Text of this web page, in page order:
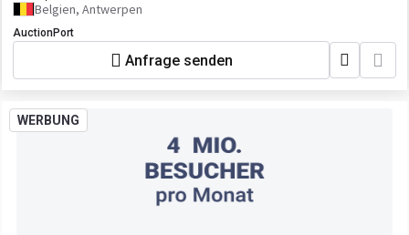
Belgien, Antwerpen
AuctionPort
Anfrage senden
WERBUNG